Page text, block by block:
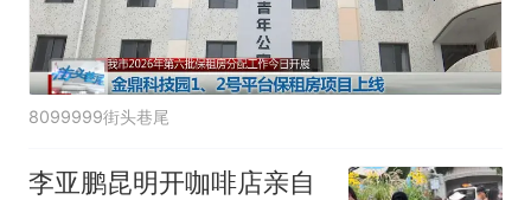
8099999街头巷尾
李亚鹏昆明开咖啡店亲自